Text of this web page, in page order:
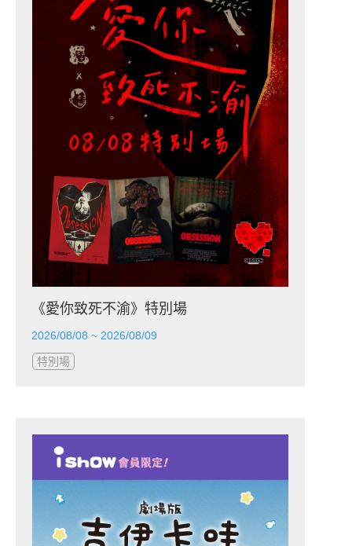
《愛你致死不渝》特別場
2026/08/08 ~ 2026/08/09
特別場